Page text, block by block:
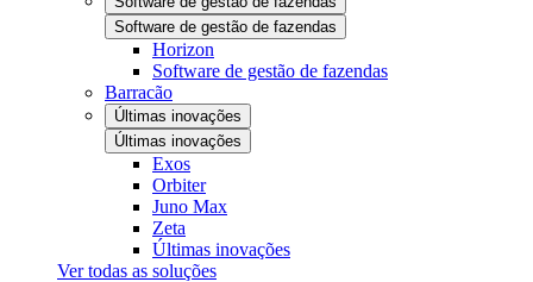
Software de gestão de fazendas
Horizon
Software de gestão de fazendas
Barracão
Últimas inovações
Últimas inovações
Exos
Orbiter
Juno Max
Zeta
Últimas inovações
Ver todas as soluções